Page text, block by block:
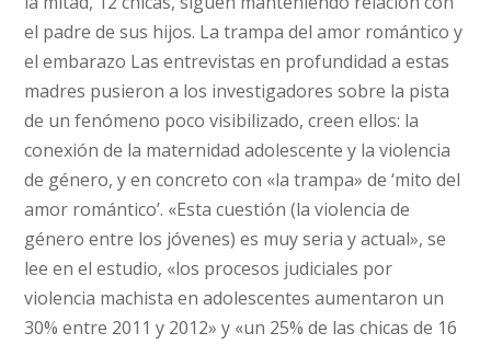
el padre de sus hijos. La trampa del amor romántico y
el embarazo Las entrevistas en profundidad a estas
madres pusieron a los investigadores sobre la pista
de un fenómeno poco visibilizado, creen ellos: la
conexión de la maternidad adolescente y la violencia
de género, y en concreto con «la trampa» de ‘mito del
amor romántico’. «Esta cuestión (la violencia de
género entre los jóvenes) es muy seria y actual», se
lee en el estudio, «los procesos judiciales por
violencia machista en adolescentes aumentaron un
30% entre 2011 y 2012» y «un 25% de las chicas de 16